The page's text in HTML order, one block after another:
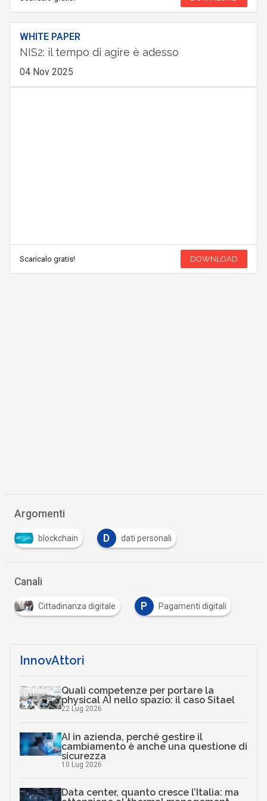
WHITE PAPER
NIS2: il tempo di agire è adesso
04 Nov 2025
Scaricalo gratis! DOWNLOAD
Argomenti
blockchain D dati personali
Canali
Cittadinanza digitale P Pagamenti digitali
InnovAttori
Quali competenze per portare la
physical AI nello spazio: il caso Sitael
22 Lug 2026
AI in azienda, perché gestire il
cambiamento è anche una questione di
sicurezza
10 Lug 2026
Data center, quanto cresce l’Italia: ma